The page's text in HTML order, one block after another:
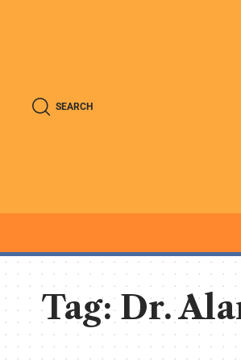
SEARCH
Tag:Dr.